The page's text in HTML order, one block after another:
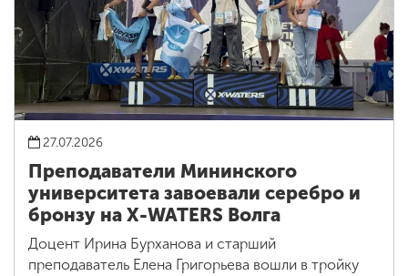
27.07.2026
Преподаватели Мининского
университета завоевали серебро и
бронзу на X-WATERS Волга
Доцент Ирина Бурханова и старший
преподаватель Елена Григорьева вошли в тройку